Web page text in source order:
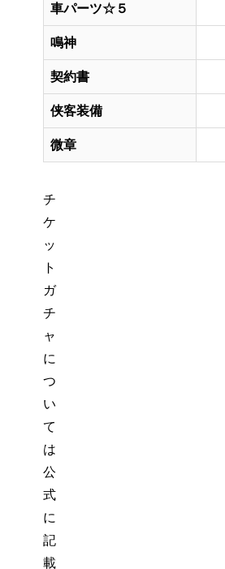
車パーツ☆５
鳴神
契約書
侠客装備
微章
チ
ケ
ッ
ト
ガ
チ
ャ
に
つ
い
て
は
公
式
に
記
載